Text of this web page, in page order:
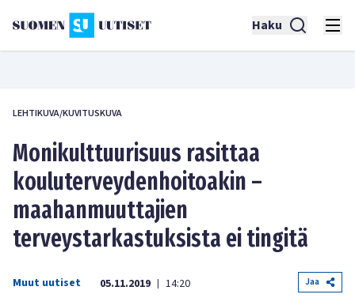
Haku
LEHTIKUVA/KUVITUSKUVA
Monikulttuurisuus rasittaa
kouluterveydenhoitoakin –
maahanmuuttajien
terveystarkastuksista ei tingitä
Muut uutiset 05.11.2019 | 14:20 Jaa